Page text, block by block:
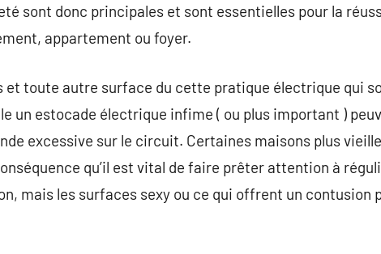
sont donc principales et sont essentielles pour la
appartement ou foyer.
et toute autre surface du cette pratique électrique qui
un estocade électrique infime ( ou plus important )
excessive sur le circuit. Certaines maisons plus
qu’il est vital de faire prêter attention à
mais les surfaces sexy ou ce qui offrent un contusion